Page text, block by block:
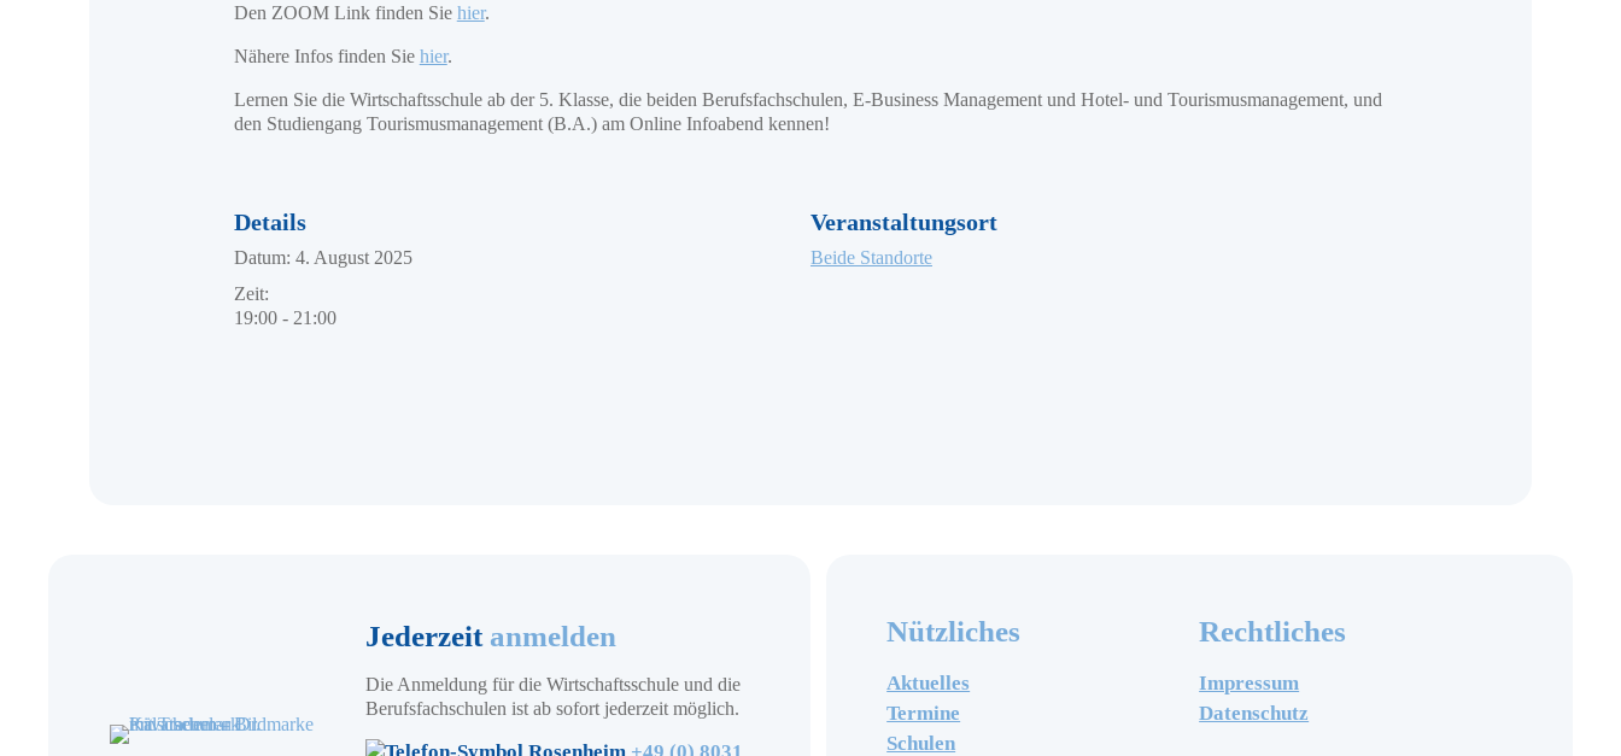
Den ZOOM Link finden Sie hier.
Nähere Infos finden Sie hier.
Lernen Sie die Wirtschaftsschule ab der 5. Klasse, die beiden Berufsfachschulen, E-Business Management und Hotel- und Tourismusmanagement, und
den Studiengang Tourismusmanagement (B.A.) am Online Infoabend kennen!
Details
Datum: 4. August 2025
Zeit:
19:00 - 21:00
Veranstaltungsort
Beide Standorte
Jederzeit anmelden
Die Anmeldung für die Wirtschaftsschule und die
Berufsfachschulen ist ab sofort jederzeit möglich.
Nützliches
Aktuelles
Termine
Schulen
Rechtliches
Impressum
Datenschutz